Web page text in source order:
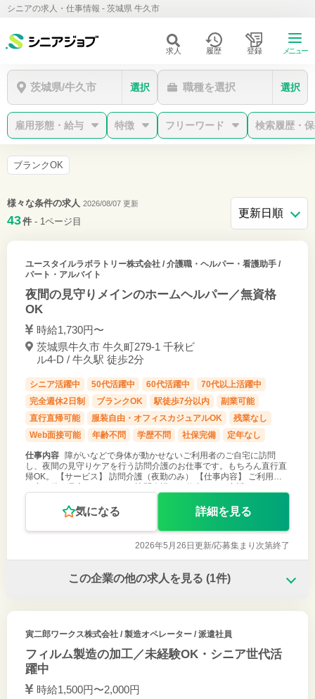
シニアの求人・仕事情報 - 茨城県 牛久市
求人 履歴 登録 メニュー
茨城県/牛久市 選択 職種を選択 選択
雇用形態・給与 特徴 フリーワード 検索履歴・
ブランクOK
様々な条件の求人 2026/08/07 更新
43件 - 1ページ目
ユースタイルラボラトリー株式会社/ 介護職・ヘルパー・看護助手 /
パート・アルバイト
夜間の見守りメインのホームヘルパー／無資格
OK
時給1,730円〜
茨城県牛久市 牛久町279-1 千秋ビ
ル4-D / 牛久駅 徒歩2分
シニア活躍中 50代活躍中 60代活躍中
70代以上活躍中
完全週休2日制
ブランクOK 駅徒歩7分以内
副業可能
直行直帰可能
服装自由・オフィスカジュアルOK
残業なし
Web面接可能
年齢不問 学歴不問 社保完備 定年なし
仕事内容
障がいなどで身体が動かせないご利用者のご自宅に訪問
し、夜間の見守りケアを行う訪問介護のお仕事です。もちろん直行直
帰OK。 【サービス】 訪問介護（夜勤のみ） 【仕事内容】 ご利用者
気になる 詳細を見る
2026年5月26日更新/応募集まり次第終了
この企業の他の求人を見る (1件)
寅二郎ワークス株式会社/ 製造オペレーター / 派遣社員
フィルム製造の加工／未経験OK・シニア世代活
躍中
時給1,500円〜2,000円